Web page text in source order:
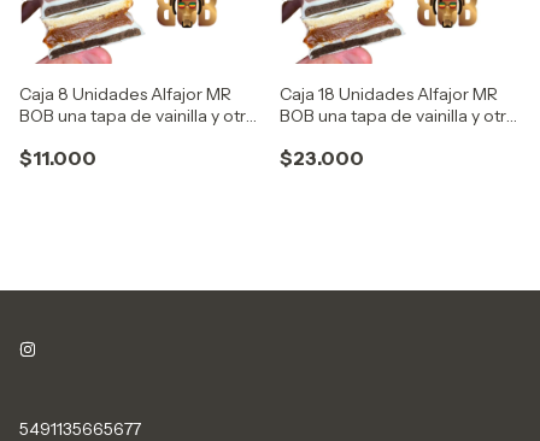
Caja 8 Unidades Alfajor MR
BOB una tapa de vainilla y otra
y relleno de mucho dulce de
$11.000
Caja 18 Unidades Alfajor MR
BOB una tapa de vainilla y otra
y relleno de mucho dulce de
$23.000
5491135665677